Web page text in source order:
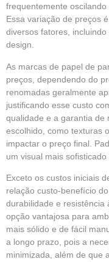
frequentemente
Essa variação de preços
diversos fatores,
design.
As marcas de papel de
preços, dependendo do
renomadas geralmente
justificando esse custo
qualidade e a garantia de
escolhido, como texturas
impactar o preço final.
um visual mais
Exceto os custos iniciais
relação custo-benefício
durabilidade e resistência
opção vantajosa para
mais sólido e de fácil
a longo prazo, pois a
minimizada, além de que